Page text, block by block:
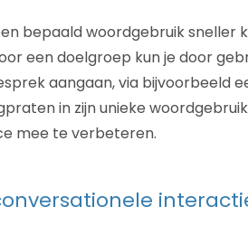
bepaald woordgebruik sneller
een doelgroep kun je door
aangaan, via bijvoorbeeld
in zijn unieke
mee te verbeteren.